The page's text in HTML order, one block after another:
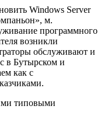
Windows Server
м.
программного
возникли
обслуживают и
в Бутырском и
как с
типовыми